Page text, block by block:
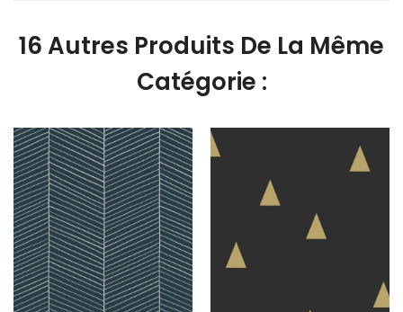
16 Autres Produits De La Même
Catégorie :